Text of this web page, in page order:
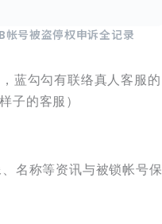
帐号被盗停权申诉全记录
蓝勾勾有联络真人客服的
子的客服）
名称等资讯与被锁帐号保